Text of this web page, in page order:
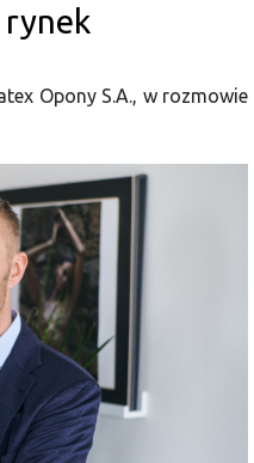
Opony S.A., w rozmowie